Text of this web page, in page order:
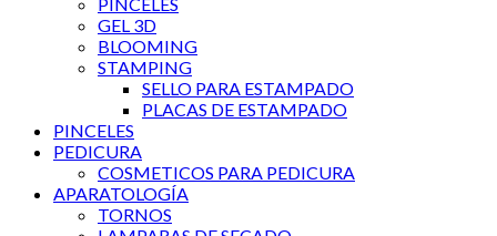
GEL 3D
BLOOMING
STAMPING
SELLO PARA ESTAMPADO
PLACAS DE ESTAMPADO
PINCELES
PEDICURA
COSMETICOS PARA PEDICURA
APARATOLOGÍA
TORNOS